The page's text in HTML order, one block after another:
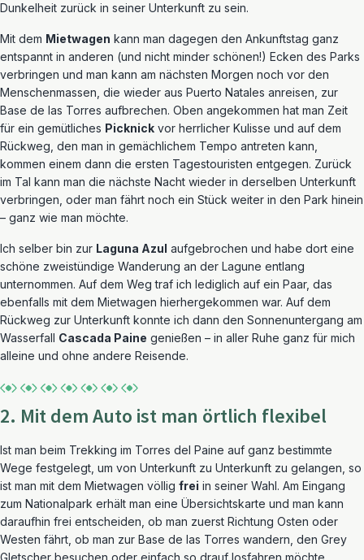
Dunkelheit zurück in seiner Unterkunft zu sein.
Mit dem Mietwagen kann man dagegen den Ankunftstag ganz
entspannt in anderen (und nicht minder schönen!) Ecken des Parks
verbringen und man kann am nächsten Morgen noch vor den
Menschenmassen, die wieder aus Puerto Natales anreisen, zur
Base de las Torres aufbrechen. Oben angekommen hat man Zeit
für ein gemütliches Picknick vor herrlicher Kulisse und auf dem
Rückweg, den man in gemächlichem Tempo antreten kann,
kommen einem dann die ersten Tagestouristen entgegen. Zurück
im Tal kann man die nächste Nacht wieder in derselben Unterkunft
verbringen, oder man fährt noch ein Stück weiter in den Park hinein
– ganz wie man möchte.
Ich selber bin zur Laguna Azul aufgebrochen und habe dort eine
schöne zweistündige Wanderung an der Lagune entlang
unternommen. Auf dem Weg traf ich lediglich auf ein Paar, das
ebenfalls mit dem Mietwagen hierhergekommen war. Auf dem
Rückweg zur Unterkunft konnte ich dann den Sonnenuntergang am
Wasserfall Cascada Paine genießen – in aller Ruhe ganz für mich
alleine und ohne andere Reisende.
2. Mit dem Auto ist man örtlich flexibel
Ist man beim Trekking im Torres del Paine auf ganz bestimmte
Wege festgelegt, um von Unterkunft zu Unterkunft zu gelangen, so
ist man mit dem Mietwagen völlig frei in seiner Wahl. Am Eingang
zum Nationalpark erhält man eine Übersichtskarte und man kann
daraufhin frei entscheiden, ob man zuerst Richtung Osten oder
Westen fährt, ob man zur Base de las Torres wandern, den Grey
Gletscher besuchen oder einfach so drauf losfahren möchte.